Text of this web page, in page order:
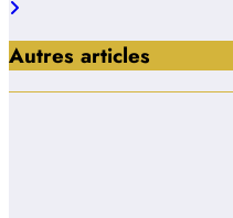
Autres articles